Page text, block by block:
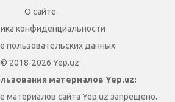
О сайте
конфиденциальности
пользовательских данных
© 2018-2026 Yep.uz
материалов Yep.uz:
материалов сайта Yep.uz запрещено.